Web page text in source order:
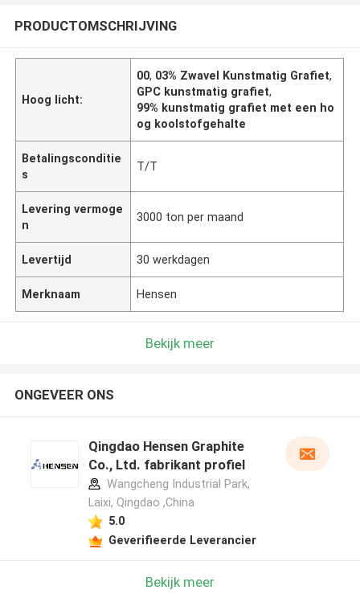
PRODUCTOMSCHRIJVING
Hoog licht:
00, 03% Zwavel Kunstmatig Grafiet,
GPC kunstmatig grafiet,
99% kunstmatig grafiet met een ho
og koolstofgehalte
Betalingsconditie
s
T/T
Levering vermoge
n
3000 ton per maand
Levertijd 30 werkdagen
Merknaam Hensen
Bekijk meer
ONGEVEER ONS
Qingdao Hensen Graphite
Co., Ltd. fabrikant profiel
Wangcheng Industrial Park,
Laixi, Qingdao ,China
5.0
Geverifieerde Leverancier
Bekijk meer